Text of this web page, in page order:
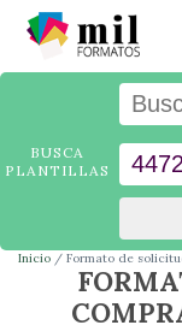
BUSCA
PLANTILLAS
Inicio Formato de